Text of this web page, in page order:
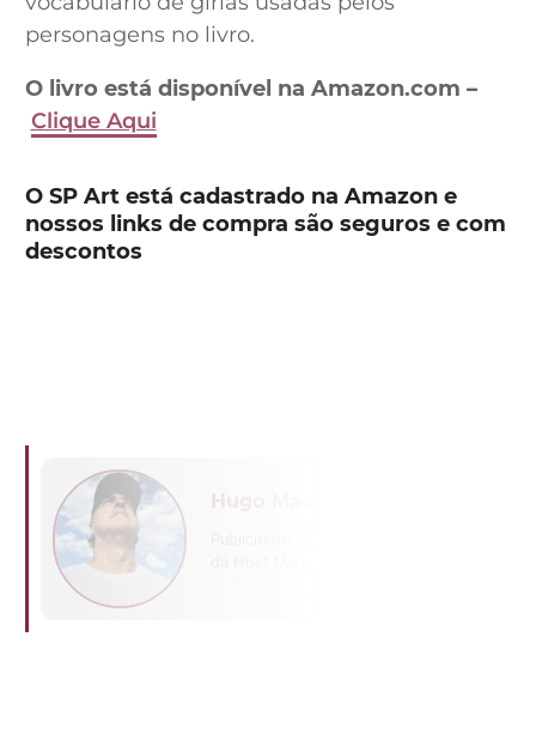
personagens no livro.
O livro está disponível na Amazon.com –
Clique Aqui
O SP Art está cadastrado na Amazon e
nossos links de compra são seguros e com
descontos
Hugo Machado